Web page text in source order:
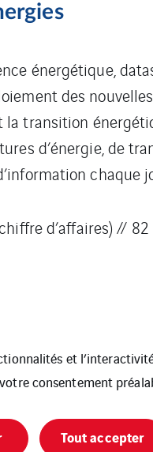
énergétique,
des
transition
d’énergie, de
d’affaires) //
Légales
et
consentement
Tout accepter